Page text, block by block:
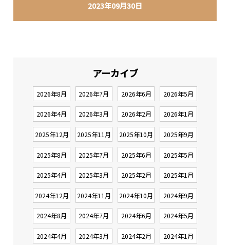
2023年09月30日
アーカイブ
2026年8月 2026年7月 2026年6月 2026年5月
2026年4月 2026年3月 2026年2月 2026年1月
2025年12月 2025年11月 2025年10月 2025年9月
2025年8月 2025年7月 2025年6月 2025年5月
2025年4月 2025年3月 2025年2月 2025年1月
2024年12月 2024年11月 2024年10月 2024年9月
2024年8月 2024年7月 2024年6月 2024年5月
2024年4月 2024年3月 2024年2月 2024年1月